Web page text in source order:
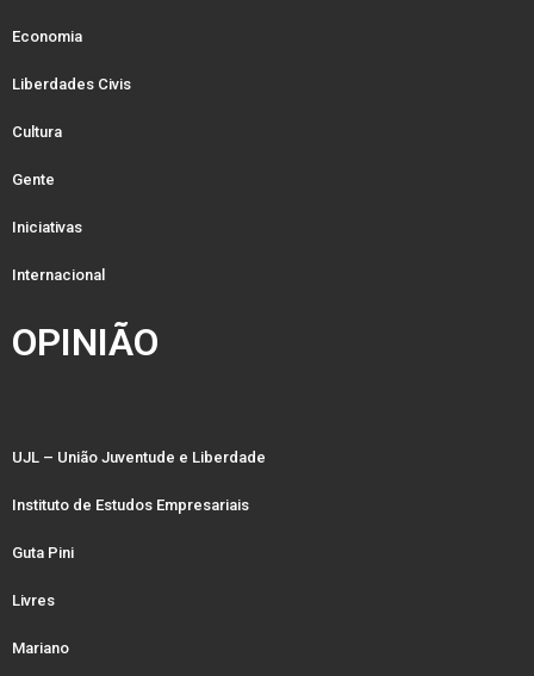
Economia
Liberdades Civis
Cultura
Gente
Iniciativas
Internacional
OPINIÃO
UJL – União Juventude e Liberdade
Instituto de Estudos Empresariais
Guta Pini
Livres
Mariano